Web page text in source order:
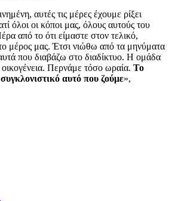
αυτές τις μέρες έχουμε ρίξει
όλοι οι κόποι μας, όλους αυτούς του
από το ότι είμαστε στον τελικό,
μέρος μας. Έτσι νιώθω από τα μηνύματα
που διαβάζω στο διαδίκτυο. Η ομάδα
οικογένεια. Περνάμε τόσο ωραία. Το
αυτό που ζούμε»,